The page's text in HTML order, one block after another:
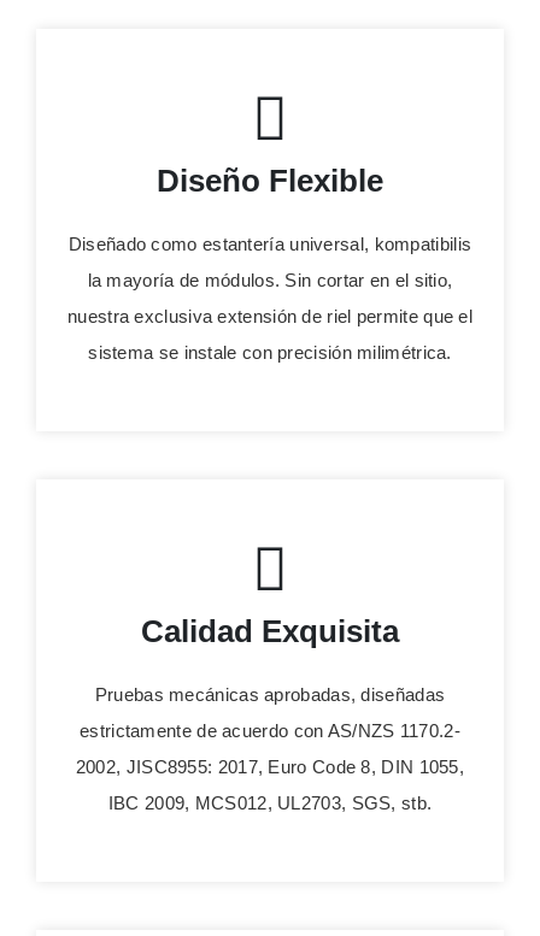
Diseño Flexible
Diseñado como estantería universal, kompatibilis
la mayoría de módulos. Sin cortar en el sitio,
nuestra exclusiva extensión de riel permite que el
sistema se instale con precisión milimétrica.
Calidad Exquisita
Pruebas mecánicas aprobadas, diseñadas
estrictamente de acuerdo con AS/NZS 1170.2-
2002, JISC8955: 2017, Euro Code 8, DIN 1055,
IBC 2009, MCS012, UL2703, SGS, stb.